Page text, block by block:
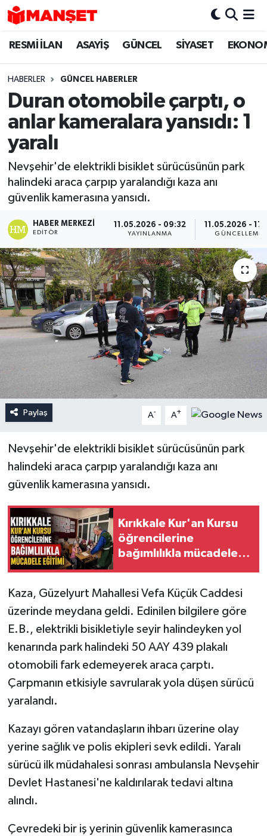
RESMİ İLAN ASAYİŞ GÜNCEL SİYASET
HABERLER GÜNCEL HABERLER
Duran otomobile çarptı, o
anlar kameralara yansıdı: 1
yaralı
Nevşehir'de elektrikli bisiklet sürücüsünün park
halindeki araca çarpıp yaralandığı kaza anı
güvenlik kamerasına yansıdı.
HABER MERKEZI
EDITÖR
11.05.2026 - 09:32
YAYINLANMA
11.05.2026 -
GÜNCELLEME
Paylaş A- A+
Nevşehir'de elektrikli bisiklet sürücüsünün park
halindeki araca çarpıp yaralandığı kaza anı
güvenlik kamerasına yansıdı.
Kırıkkale Kur'an Kursu
öğrencilerine
bağımlılıkla mücadele
Kaza, Güzelyurt Mahallesi Vefa Küçük Caddesi
üzerinde meydana geldi. Edinilen bilgilere göre
E.B., elektrikli bisikletiyle seyir halindeyken yol
kenarında park halindeki 50 AAY 439 plakalı
otomobili fark edemeyerek araca çarptı.
Çarpmanın etkisiyle savrularak yola düşen sürücü
yaralandı.
Kazayı gören vatandaşların ihbarı üzerine olay
yerine sağlık ve polis ekipleri sevk edildi. Yaralı
sürücü ilk müdahalesi sonrası ambulansla Nevşehir
Devlet Hastanesi'ne kaldırılarak tedavi altına
alındı.
Çevredeki bir iş yerinin güvenlik kamerasınca
Hava Durumu
Trafik Durumu
Süper Lig Puan Durumu ve Fikstür
Tüm Manşetler
Son Dakika Haberleri
Haber Arşivi